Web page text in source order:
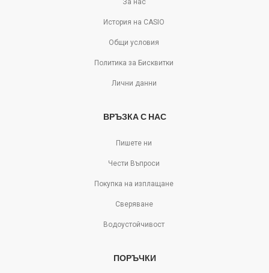
История на CASIO
Общи условия
Политика за Бисквитки
Лични данни
ВРЪЗКА С НАС
Пишете ни
Чести Въпроси
Покупка на изплащане
Сверяване
Водоустойчивост
ПОРЪЧКИ